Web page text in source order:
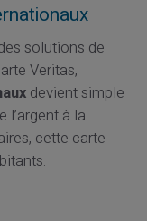
solutions de
Veritas,
devient simple
l’argent à la
cette carte